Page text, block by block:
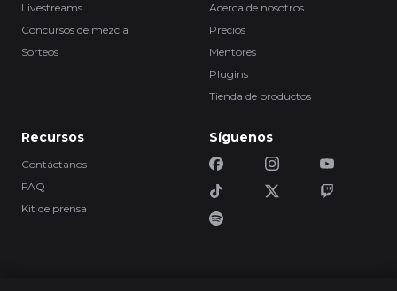
Livestreams
Concursos de mezcla
Sorteos
Acerca de nosotros
Precios
Mentores
Plugins
Tienda de productos
Recursos
Contáctanos
FAQ
Kit de prensa
Síguenos